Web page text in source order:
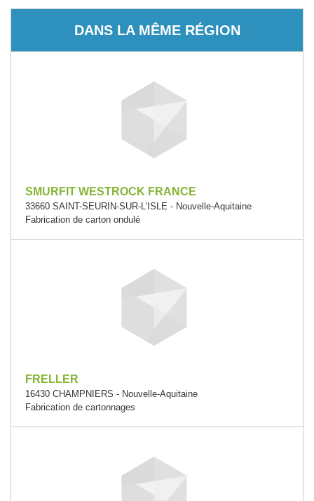
DANS LA MÊME RÉGION
SMURFIT WESTROCK FRANCE
33660 SAINT-SEURIN-SUR-L'ISLE - Nouvelle-Aquitaine
Fabrication de carton ondulé
FRELLER
16430 CHAMPNIERS - Nouvelle-Aquitaine
Fabrication de cartonnages